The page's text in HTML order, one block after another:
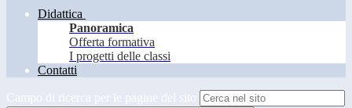
Didattica
Panoramica
Offerta formativa
I progetti delle classi
Contatti
Campo di ricerca per le pagine del sito